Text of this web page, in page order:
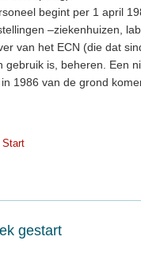
begint per 1 april
–ziekenhuizen,
van het ECN (die dat
gebruik is, beheren. Een
1986 van de grond
Start
gestart